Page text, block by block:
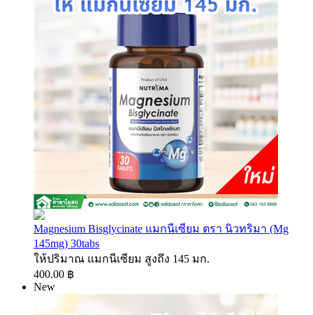
Magnesium Bisglycinate แมกนีเซียม ตรา นิวทริมา (Mg
145mg) 30tabs
ให้ปริมาณ แมกนีเซียม สูงถึง 145 มก.
400.00 ฿
New